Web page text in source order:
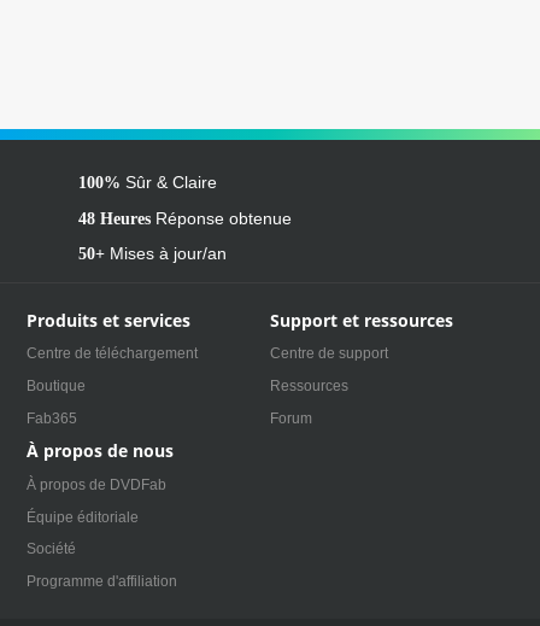
100% Sûr & Claire
48 Heures Réponse obtenue
50+ Mises à jour/an
Produits et services
Centre de téléchargement
Boutique
Fab365
Support et ressources
Centre de support
Ressources
Forum
À propos de nous
À propos de DVDFab
Équipe éditoriale
Société
Programme d'affiliation